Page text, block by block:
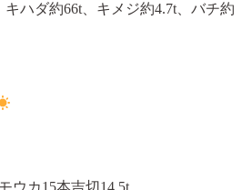
ハダ約66t、キメジ約4.7t、バチ約
ウカ15本吉切14.5t